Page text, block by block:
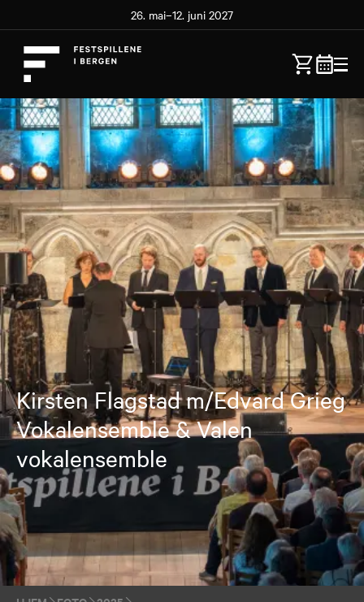
26. mai–12. juni 2027
Kirsten Flagstad m/Edvard Grieg
Vokalensemble & Valen
vokalensemble